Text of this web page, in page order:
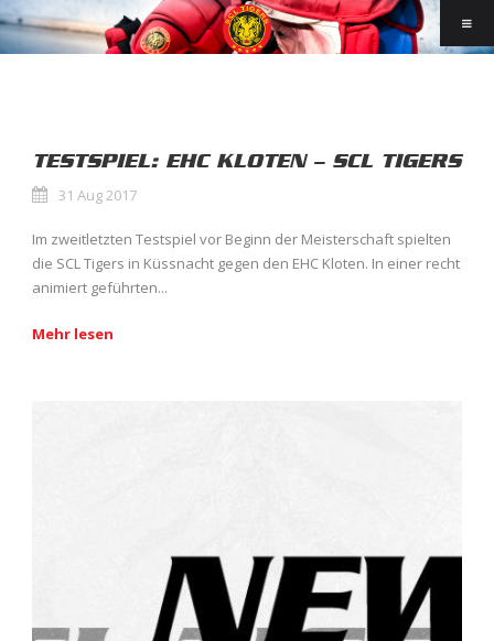
TESTSPIEL: EHC KLOTEN – SCL TIGERS
31 Aug 2017
Im zweitletzten Testspiel vor Beginn der Meisterschaft spielten
die SCL Tigers in Küssnacht gegen den EHC Kloten. In einer recht
animiert geführten...
Mehr lesen